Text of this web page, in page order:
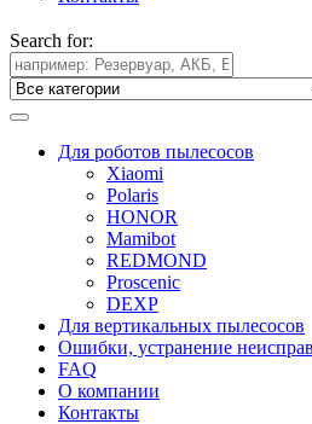
Search for:
Для роботов пылесосов
Xiaomi
Polaris
HONOR
Mamibot
REDMOND
Proscenic
DEXP
Для вертикальных пылесосов
Ошибки, устранение
FAQ
О компании
Контакты